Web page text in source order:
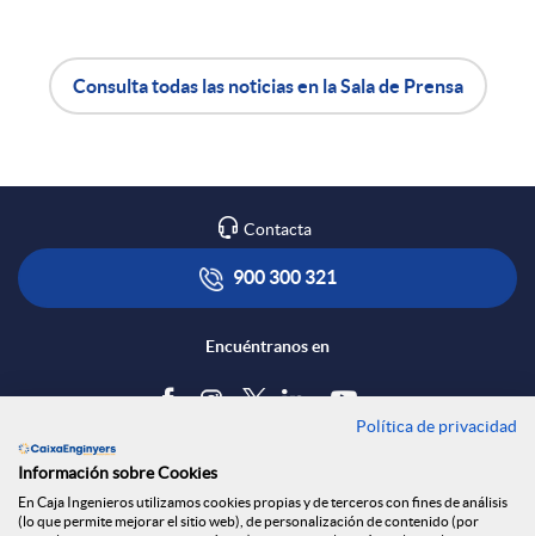
R
e
s
A
p
l
a
o
t
s
Consulta todas las noticias en la Sala de Prensa
Contacta
900 300 321
Encuéntranos en
Tablón de anuncios
Política de cookies
Política de privacidad
Información sobre Cookies
En Caja Ingenieros utilizamos cookies propias y de terceros con fines de análisis
(lo que permite mejorar el sitio web), de personalización de contenido (por